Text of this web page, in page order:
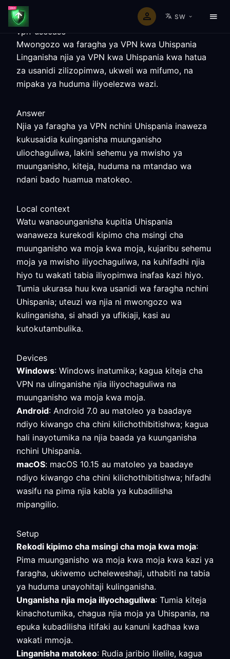
SW
vpn-usecase
Mwongozo wa faragha ya VPN kwa Uhispania
Linganisha njia ya VPN kwa Uhispania kwa hatua
za usanidi zilizopimwa, ukweli wa mifumo, na
mipaka ya huduma iliyoelezwa wazi.
Answer
Njia ya faragha ya VPN nchini Uhispania inaweza
kukusaidia kulinganisha muunganisho
uliochaguliwa, lakini sehemu ya mwisho ya
muunganisho, kiteja, huduma na mtandao wa
ndani bado huamua matokeo.
Local context
Watu wanaounganisha kupitia Uhispania
wanaweza kurekodi kipimo cha msingi cha
muunganisho wa moja kwa moja, kujaribu sehemu
moja ya mwisho iliyochaguliwa, na kuhifadhi njia
hiyo tu wakati tabia iliyopimwa inafaa kazi hiyo.
Tumia ukurasa huu kwa usanidi wa faragha nchini
Uhispania; uteuzi wa njia ni mwongozo wa
kulinganisha, si ahadi ya ufikiaji, kasi au
kutokutambulika.
Devices
Windows: Windows inatumika; kagua kiteja cha
VPN na ulinganishe njia iliyochaguliwa na
muunganisho wa moja kwa moja.
Android: Android 7.0 au matoleo ya baadaye
ndiyo kiwango cha chini kilichothibitishwa; kagua
hali inayotumika na njia baada ya kuunganisha
nchini Uhispania.
macOS: macOS 10.15 au matoleo ya baadaye
ndiyo kiwango cha chini kilichothibitishwa; hifadhi
wasifu na pima njia kabla ya kubadilisha
mipangilio.
Setup
Rekodi kipimo cha msingi cha moja kwa moja:
Pima muunganisho wa moja kwa moja kwa kazi ya
faragha, ukiwemo ucheleweshaji, uthabiti na tabia
ya huduma unayohitaji kulinganisha.
Unganisha njia moja iliyochaguliwa: Tumia kiteja
kinachotumika, chagua njia moja ya Uhispania, na
epuka kubadilisha itifaki au kanuni kadhaa kwa
wakati mmoja.
Linganisha matokeo: Rudia jaribio lilelile, kagua